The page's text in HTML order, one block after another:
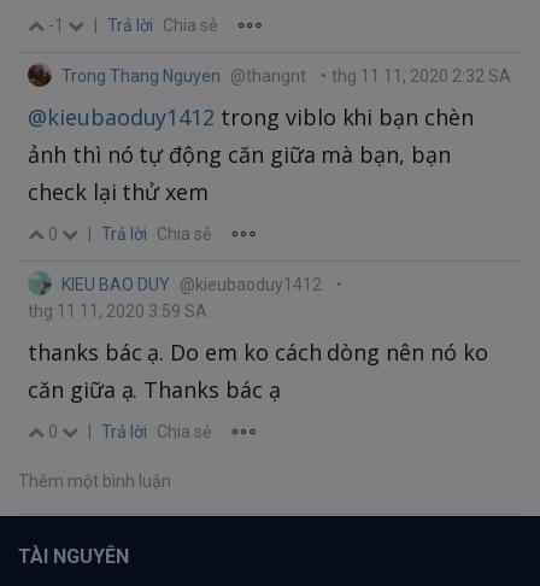
-1 Trả lời Chia sẻ
Trong Thang Nguyen @thangnt • thg 11 11, 2020 2:32 SA
@kieubaoduy1412 trong viblo khi bạn chèn
ảnh thì nó tự động căn giữa mà bạn, bạn
check lại thử xem
0 Trả lời Chia sẻ
KIEU BAO DUY @kieubaoduy1412
•
thg 11 11, 2020 3:59 SA
thanks bác ạ. Do em ko cách dòng nên nó ko
căn giữa ạ. Thanks bác ạ
0 Trả lời Chia sẻ
Thêm một bình luận
TÀI NGUYÊN